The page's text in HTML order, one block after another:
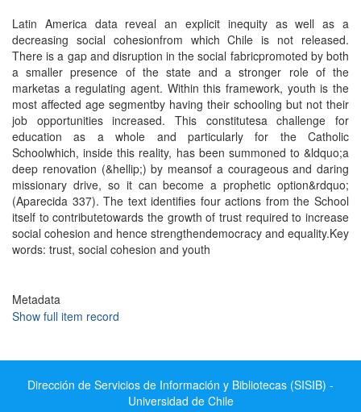
Latin America data reveal an explicit inequity as well as a
decreasing social cohesionfrom which Chile is not released.
There is a gap and disruption in the social fabricpromoted by both
a smaller presence of the state and a stronger role of the
marketas a regulating agent. Within this framework, youth is the
most affected age segmentby having their schooling but not their
job opportunities increased. This constitutesa challenge for
education as a whole and particularly for the Catholic
Schoolwhich, inside this reality, has been summoned to &ldquo;a
deep renovation (&hellip;) by meansof a courageous and daring
missionary drive, so it can become a prophetic option&rdquo;
(Aparecida 337). The text identifies four actions from the School
itself to contributetowards the growth of trust required to increase
social cohesion and hence strengthendemocracy and equality.Key
words: trust, social cohesion and youth
Metadata
Show full item record
Dirección de Servicios de Información y Bibliotecas (SISIB) -
Universidad de Chile